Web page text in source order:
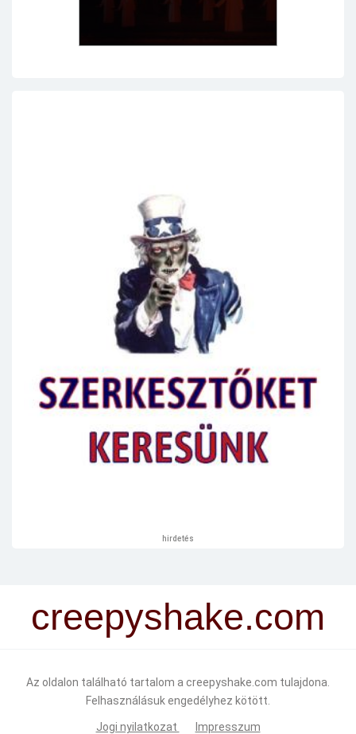
hirdetés
creepyshake.com
Az oldalon található tartalom a creepyshake.com tulajdona.
Felhasználásuk engedélyhez kötött.
Jogi nyilatkozat Impresszum